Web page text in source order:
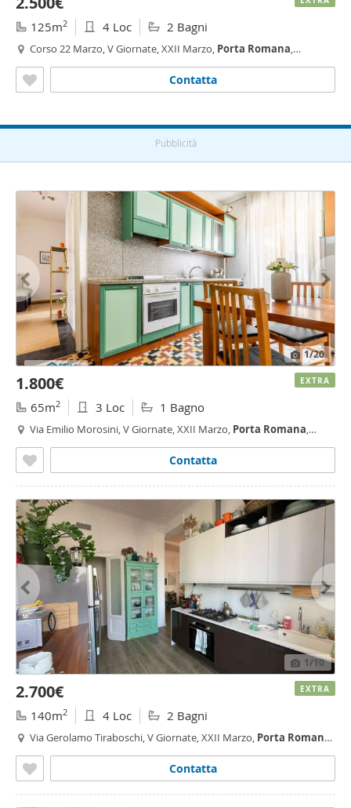
125m2 4 Loc 2 Bagni
Corso 22 Marzo, V Giornate, XXII Marzo, Porta Romana,
Contatta
Pubblicità
1/20
1.800€
65m2 3 Loc 1 Bagno
Via Emilio Morosini, V Giornate, XXII Marzo, Porta Romana,
Contatta
EXTRA
1/10
2.700€
140m2 4 Loc 2 Bagni
Via Gerolamo Tiraboschi, V Giornate, XXII Marzo, Porta Romana,
Contatta
EXTRA